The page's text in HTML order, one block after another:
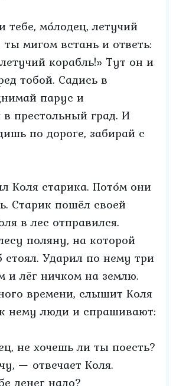
тебе, мо́лодец, летучий
мигом встань и ответь:
корабль!» Тут он и
тобой. Садись в
пaрус и
в престольный град. И
по дороге, забирай с
Коля старика. Пото́м они
Старик пошёл своей
в лес отправился.
поляну, на которой
Ударил по нему три
и лёг ничком на землю.
времени, слышит Коля
нему люди и спрашивают:
не хочешь ли ты поесть?
— отвечает Коля.
денег надо?